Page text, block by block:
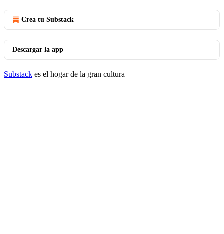
Crea tu Substack
Descargar la app
Substack es el hogar de la gran cultura